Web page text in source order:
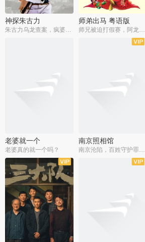
神探朱古力
朱古力乌龙查案，疯婆子神助攻
师弟出马 粤语版
师兄被迫打假赛，阿龙追查斗黑帮
老婆就一个
老婆真的就一个吗？
南京照相馆
南京沦陷，百姓守护罪证底片